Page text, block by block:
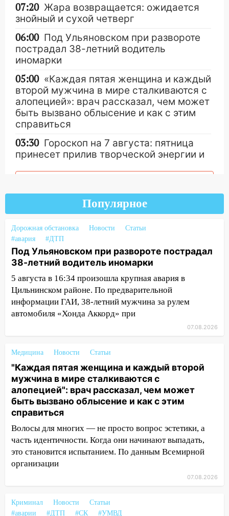
07:20 Жара возвращается: ожидается
знойный и сухой четверг
06:00 Под Ульяновском при развороте
пострадал 38-летний водитель
иномарки
05:00 «Каждая пятая женщина и каждый
второй мужчина в мире сталкиваются с
алопецией»: врач рассказал, чем может
быть вызвано облысение и как с этим
справиться
03:30 Гороскоп на 7 августа: пятница
принесет прилив творческой энергии и
ошибки
06.08.2026
Прогноз погоды на 7 августа в
20:04
Ульяновцев приглашают на забег,
посвящённый Дню воздушного флота
России
19:12 В Ульяновской области
руководителя частной компании
наказали за сокрытие прошлого своего
сотрудник
17:08
Ульяновский областной суд
оставил в силе приговор руководству
«УльяновскФармации» за махинации на
3,2 млн рублей
16:09 Ветераны легкой атлетики из
Ульяновска успешно выступили на
Чемпионате России
16:02 В Ульяновской области убрали
более 28% площадей зерновых и
15:51
Бросила кирпич в жену брата: в
Ульяновской области завели дело на
Популярное
Дорожная обстановка Новости
Статьи
#авария
#ДТП
Под Ульяновском при развороте пострадал
38-летний водитель иномарки
5 августа в 16:34 произошла крупная авария в
Цильнинском районе. По предварительной
информации ГАИ, 38-летний мужчина за рулем
автомобиля «Хонда Аккорд» при
07.08.2026
Медицина Новости Статьи
"Каждая пятая женщина и каждый второй
мужчина в мире сталкиваются с
алопецией": врач рассказал, чем может
быть вызвано облысение и как с этим
справиться
Волосы для многих — не просто вопрос эстетики, а
часть идентичности. Когда они начинают выпадать,
это становится испытанием. По данным Всемирной
организации
07.08.2026
Криминал Новости
Статьи
#аварии
#ДТП #СК #УМВД